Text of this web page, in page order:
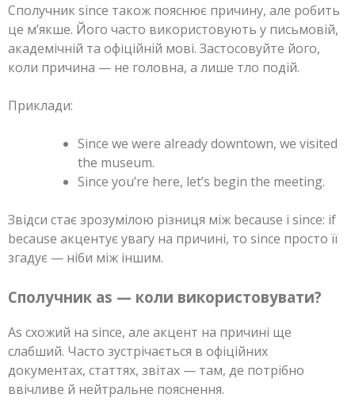
Сполучник since також пояснює причину, але робить
це м’якше. Його часто використовують у письмовій,
академічній та офіційній мові. Застосовуйте його,
коли причина — не головна, а лише тло подій.
Приклади:
Since we were already downtown, we visited
the museum.
Since you’re here, let’s begin the meeting.
Звідси стає зрозумілою різниця між because і since: if
because акцентує увагу на причині, то since просто її
згадує — ніби між іншим.
Сполучник as — коли використовувати?
As схожий на since, але акцент на причині ще
слабший. Часто зустрічається в офіційних
документах, статтях, звітах — там, де потрібно
ввічливе й нейтральне пояснення.